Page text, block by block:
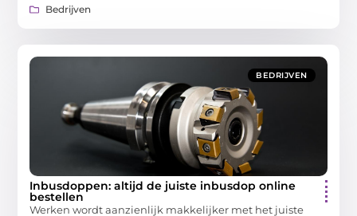
Bedrijven
BEDRIJVEN
Inbusdoppen: altijd de juiste inbusdop online
bestellen
Werken wordt aanzienlijk makkelijker met het juiste